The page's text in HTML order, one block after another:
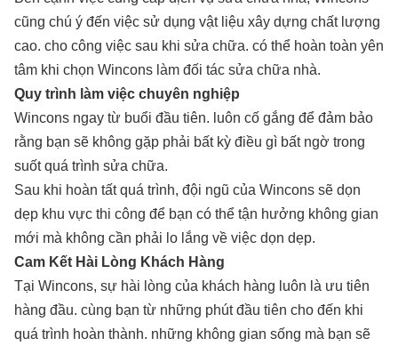
cũng chú ý đến việc sử dụng vật liệu xây dựng chất lượng
cao. cho công việc sau khi sửa chữa. có thể hoàn toàn yên
tâm khi chọn Wincons làm đối tác sửa chữa nhà.
Quy trình làm việc chuyên nghiệp
Wincons ngay từ buổi đầu tiên. luôn cố gắng để đảm bảo
rằng bạn sẽ không gặp phải bất kỳ điều gì bất ngờ trong
suốt quá trình sửa chữa.
Sau khi hoàn tất quá trình, đội ngũ của Wincons sẽ dọn
dẹp khu vực thi công để bạn có thể tận hưởng không gian
mới mà không cần phải lo lắng về việc dọn dẹp.
Cam Kết Hài Lòng Khách Hàng
Tại Wincons, sự hài lòng của khách hàng luôn là ưu tiên
hàng đầu. cùng bạn từ những phút đầu tiên cho đến khi
quá trình hoàn thành. những không gian sống mà bạn sẽ